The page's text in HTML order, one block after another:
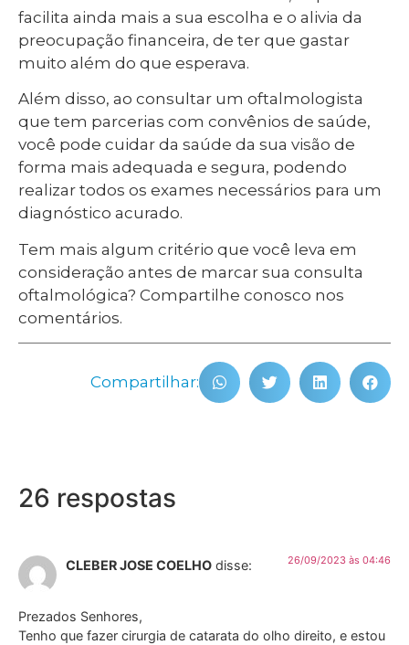
facilita ainda mais a sua escolha e o alivia da
preocupação financeira, de ter que gastar
muito além do que esperava.
Além disso, ao consultar um oftalmologista
que tem parcerias com convênios de saúde,
você pode cuidar da saúde da sua visão de
forma mais adequada e segura, podendo
realizar todos os exames necessários para um
diagnóstico acurado.
Tem mais algum critério que você leva em
consideração antes de marcar sua consulta
oftalmológica? Compartilhe conosco nos
comentários.
Compartilhar:
26 respostas
CLEBER JOSE COELHO disse: 26/09/2023 às 04:46
Prezados Senhores,
Tenho que fazer cirurgia de catarata do olho direito, e estou